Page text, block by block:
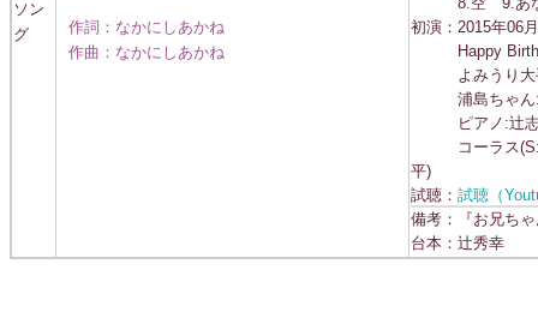
ソン
グ
8.空 9.あな
初演：2015年06
Happy
よみうり大
浦島ちゃん:辻
ピアノ:辻志
コーラス(S:千
平)
試聴： 試聴（
備考：『お兄ち
台本：辻秀幸
作詞：なかにしあかね
作曲：なかにしあかね